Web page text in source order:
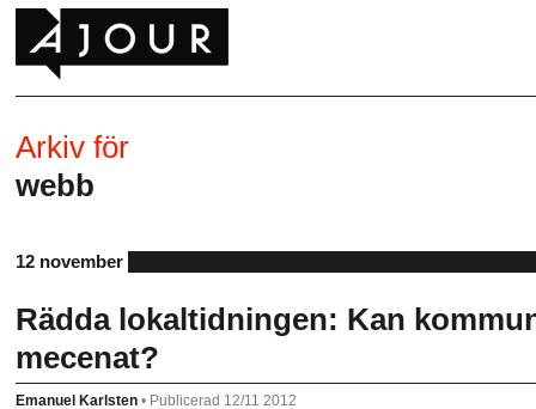
Arkiv för
webb
12 november
Rädda lokaltidningen: Kan
mecenat?
Emanuel Karlsten • Publicerad 12/11 2012